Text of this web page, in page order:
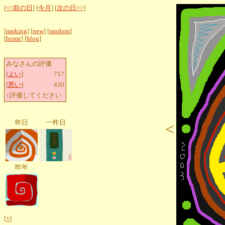
[<<前の日 ] [今月 ] [次の日>>]
[ranking] [new] [random]
[home] [blog]
みなさんの評価
[よい]:
717
[悪い]:
430
↑評価してください
昨日 一昨日
昨年
[+]
<